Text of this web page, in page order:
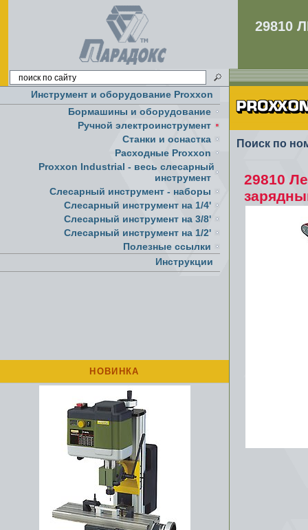
29810
Инструмент и оборудование Proxxon
Бормашины и оборудование
Ручной электроинструмент
Cтанки и оснастка
Расходные Proxxon
Proxxon Industrial - весь слесарный
инструмент
Слесарный инструмент - наборы
Слесарный инструмент на 1/4'
Слесарный инструмент на 3/8'
Слесарный инструмент на 1/2'
Полезные ссылки
Инструкции
НОВИНКА
Поиск по
29810